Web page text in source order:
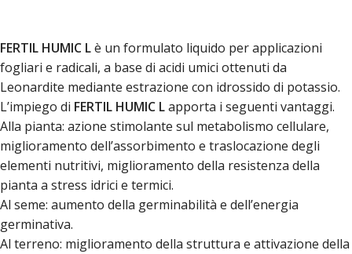
FERTIL HUMIC Lè un formulato liquido per applicazioni
fogliari e radicali, a base di acidi umici ottenuti da
Leonardite mediante estrazione con idrossido di potassio.
L’impiego di FERTIL HUMIC Lapporta i seguenti vantaggi.
Alla pianta: azione stimolante sul metabolismo cellulare,
miglioramento dell’assorbimento e traslocazione degli
elementi nutritivi, miglioramento della resistenza della
pianta a stress idrici e termici.
Al seme: aumento della germinabilità e dell’energia
germinativa.
Al terreno: miglioramento della struttura e attivazione della